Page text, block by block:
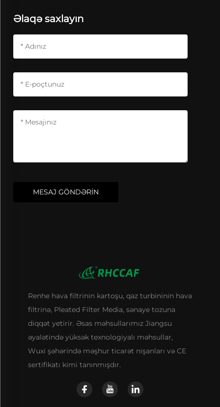
Əlaqə saxlayın
MESAJ GÖNDƏRİN
Renhe hava filtrinin kartoşu, qaz turbininin hava
filtrinə, Pleated Filter Media, sənaye tozuna
diqqət yetirir. Əsas məhsullarımız Jiangsu
əyalətində yüksək texnologiyalı məhsullar,
Wuxi şəhərində məşhur ticarət nişanları və CE
sertifikatı kimi tanınmışdır.